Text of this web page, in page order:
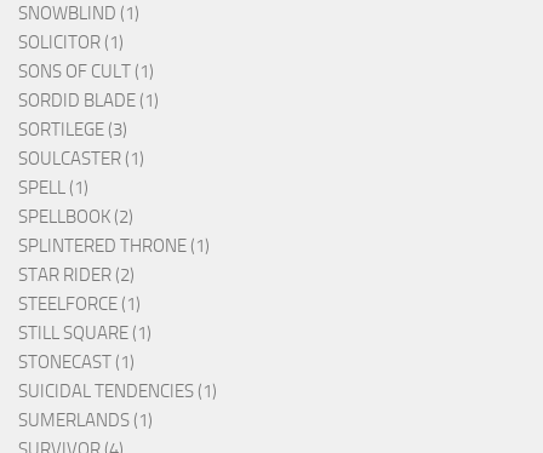
SNOWBLIND (1)
SOLICITOR (1)
SONS OF CULT (1)
SORDID BLADE (1)
SORTILEGE (3)
SOULCASTER (1)
SPELL (1)
SPELLBOOK (2)
SPLINTERED THRONE (1)
STAR RIDER (2)
STEELFORCE (1)
STILL SQUARE (1)
STONECAST (1)
SUICIDAL TENDENCIES (1)
SUMERLANDS (1)